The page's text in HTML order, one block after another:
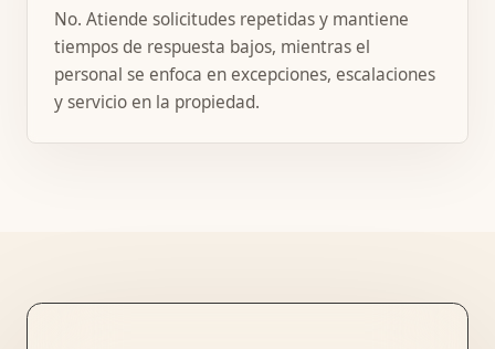
No. Atiende solicitudes repetidas y mantiene
tiempos de respuesta bajos, mientras el
personal se enfoca en excepciones, escalaciones
y servicio en la propiedad.